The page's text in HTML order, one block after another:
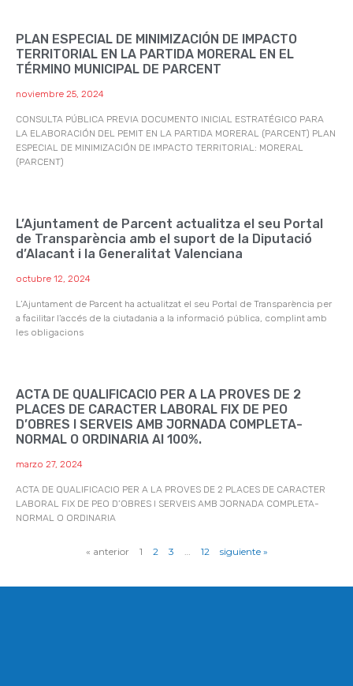
PLAN ESPECIAL DE MINIMIZACIÓN DE IMPACTO
TERRITORIAL EN LA PARTIDA MORERAL EN EL
TÉRMINO MUNICIPAL DE PARCENT
noviembre 25, 2024
CONSULTA PÚBLICA PREVIA DOCUMENTO INICIAL ESTRATÉGICO PARA
LA ELABORACIÓN DEL PEMIT EN LA PARTIDA MORERAL (PARCENT) PLAN
ESPECIAL DE MINIMIZACIÓN DE IMPACTO TERRITORIAL: MORERAL
(PARCENT)
L’Ajuntament de Parcent actualitza el seu Portal
de Transparència amb el suport de la Diputació
d’Alacant i la Generalitat Valenciana
octubre 12, 2024
L’Ajuntament de Parcent ha actualitzat el seu Portal de Transparència per
a facilitar l’accés de la ciutadania a la informació pública, complint amb
les obligacions
ACTA DE QUALIFICACIO PER A LA PROVES DE 2
PLACES DE CARACTER LABORAL FIX DE PEO
D’OBRES I SERVEIS AMB JORNADA COMPLETA-
NORMAL O ORDINARIA Al 100%.
marzo 27, 2024
ACTA DE QUALIFICACIO PER A LA PROVES DE 2 PLACES DE CARACTER
LABORAL FIX DE PEO D’OBRES I SERVEIS AMB JORNADA COMPLETA-
NORMAL O ORDINARIA
« anterior 1 2 3 12 siguiente »